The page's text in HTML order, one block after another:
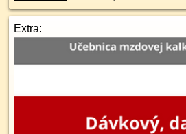
Extra: